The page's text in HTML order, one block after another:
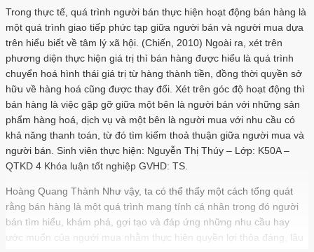
Trong thực tế, quá trình người bán thực hiện hoạt động bán hàng là
một quá trình giao tiếp phức tạp giữa người bán và người mua dựa
trên hiểu biết về tâm lý xã hội. (Chiến, 2010) Ngoài ra, xét trên
phương diện thực hiện giá trị thì bán hàng được hiểu là quá trình
chuyển hoá hình thái giá trị từ hàng thành tiền, đồng thời quyền sở
hữu về hàng hoá cũng được thay đổi. Xét trên góc độ hoạt động thì
bán hàng là việc gặp gỡ giữa một bên là người bán với những sản
phẩm hàng hoá, dịch vụ và một bên là người mua với nhu cầu có
khả năng thanh toán, từ đó tìm kiếm thoả thuận giữa người mua và
người bán. Sinh viên thực hiện: Nguyễn Thị Thúy – Lớp: K50A –
QTKD 4 Khóa luận tốt nghiệp GVHD: TS.
Hoàng Quang Thành Như vậy, ta có thể thấy một cách tổng quát
rằng bán hàng là một quá trình mang tính cá nhân trong đó người
bán tìm hiểu, khám phá, gợi tạo và đáp ứng những nhu cầu hay
ước muốn của ngưới mua nhằm thực hiện quyền lợi thỏa đáng, lâu